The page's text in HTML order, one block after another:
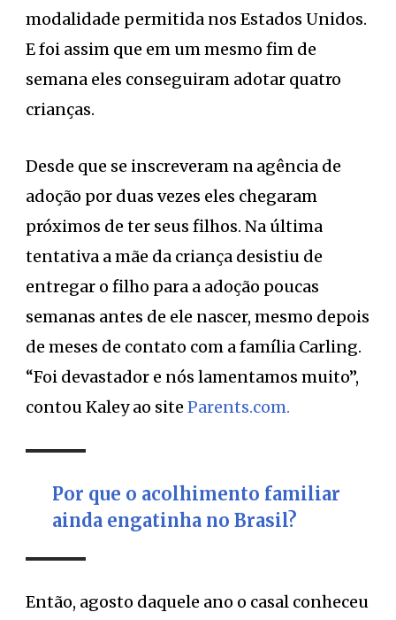
modalidade permitida nos Estados Unidos.
E foi assim que em um mesmo fim de
semana eles conseguiram adotar quatro
crianças.
Desde que se inscreveram na agência de
adoção por duas vezes eles chegaram
próximos de ter seus filhos. Na última
tentativa a mãe da criança desistiu de
entregar o filho para a adoção poucas
semanas antes de ele nascer, mesmo depois
de meses de contato com a família Carling.
“Foi devastador e nós lamentamos muito”,
contou Kaley ao site Parents.com.
Por que o acolhimento familiar
ainda engatinha no Brasil?
Então, agosto daquele ano o casal conheceu